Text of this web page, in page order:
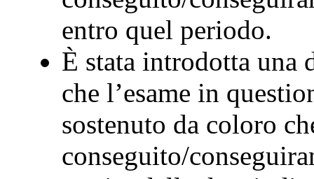
entro quel periodo.
È stata introdotta una
che l’esame in
sostenuto da coloro
conseguito/